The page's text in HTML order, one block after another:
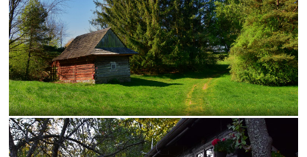
vtáci zrúcanina Budovy jar kvet ZOO
inverzia levanduľa budova hmla
architektúra hmyz pleso strom hory
mlyn vtáky výhľady autá bocian